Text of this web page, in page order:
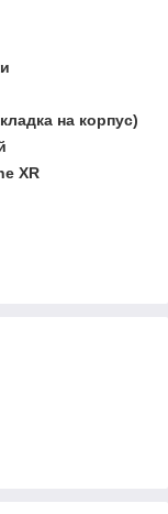
на корпус)
XR